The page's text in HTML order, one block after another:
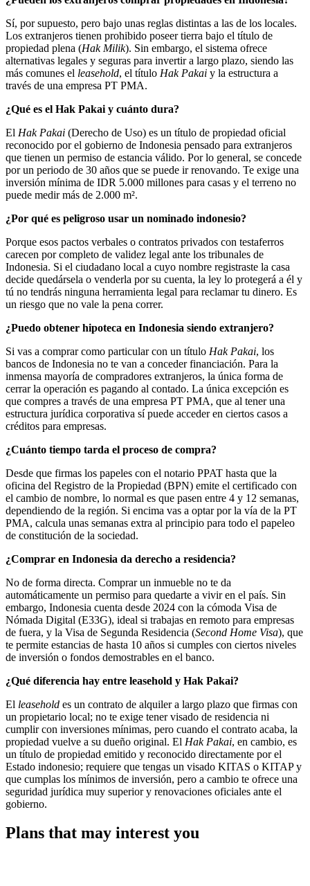
Sí, por supuesto, pero bajo unas reglas distintas a las de los locales.
Los extranjeros tienen prohibido poseer tierra bajo el título de
propiedad plena (Hak Milik). Sin embargo, el sistema ofrece
alternativas legales y seguras para invertir a largo plazo, siendo las
más comunes el leasehold, el título Hak Pakai y la estructura a
través de una empresa PT PMA.
¿Qué es el Hak Pakai y cuánto dura?
El Hak Pakai (Derecho de Uso) es un título de propiedad oficial
reconocido por el gobierno de Indonesia pensado para extranjeros
que tienen un permiso de estancia válido. Por lo general, se concede
por un periodo de 30 años que se puede ir renovando. Te exige una
inversión mínima de IDR 5.000 millones para casas y el terreno no
puede medir más de 2.000 m².
¿Por qué es peligroso usar un nominado indonesio?
Porque esos pactos verbales o contratos privados con testaferros
carecen por completo de validez legal ante los tribunales de
Indonesia. Si el ciudadano local a cuyo nombre registraste la casa
decide quedársela o venderla por su cuenta, la ley lo protegerá a él y
tú no tendrás ninguna herramienta legal para reclamar tu dinero. Es
un riesgo que no vale la pena correr.
¿Puedo obtener hipoteca en Indonesia siendo extranjero?
Si vas a comprar como particular con un título Hak Pakai, los
bancos de Indonesia no te van a conceder financiación. Para la
inmensa mayoría de compradores extranjeros, la única forma de
cerrar la operación es pagando al contado. La única excepción es
que compres a través de una empresa PT PMA, que al tener una
estructura jurídica corporativa sí puede acceder en ciertos casos a
créditos para empresas.
¿Cuánto tiempo tarda el proceso de compra?
Desde que firmas los papeles con el notario PPAT hasta que la
oficina del Registro de la Propiedad (BPN) emite el certificado con
el cambio de nombre, lo normal es que pasen entre 4 y 12 semanas,
dependiendo de la región. Si encima vas a optar por la vía de la PT
PMA, calcula unas semanas extra al principio para todo el papeleo
de constitución de la sociedad.
¿Comprar en Indonesia da derecho a residencia?
No de forma directa. Comprar un inmueble no te da
automáticamente un permiso para quedarte a vivir en el país. Sin
embargo, Indonesia cuenta desde 2024 con la cómoda Visa de
Nómada Digital (E33G), ideal si trabajas en remoto para empresas
de fuera, y la Visa de Segunda Residencia (Second Home Visa), que
te permite estancias de hasta 10 años si cumples con ciertos niveles
de inversión o fondos demostrables en el banco.
¿Qué diferencia hay entre leasehold y Hak Pakai?
El leasehold es un contrato de alquiler a largo plazo que firmas con
un propietario local; no te exige tener visado de residencia ni
cumplir con inversiones mínimas, pero cuando el contrato acaba, la
propiedad vuelve a su dueño original. El Hak Pakai, en cambio, es
un título de propiedad emitido y reconocido directamente por el
Estado indonesio; requiere que tengas un visado KITAS o KITAP y
que cumplas los mínimos de inversión, pero a cambio te ofrece una
seguridad jurídica muy superior y renovaciones oficiales ante el
gobierno.
Plans that may interest you